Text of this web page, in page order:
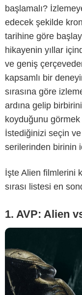
başlamalı?
edecek şekilde
tarihine göre
hikayenin yıllar
ve geniş
kapsamlı bir
sırasına göre
ardına gelip
koyduğunu görmek
İstediğinizi seçin
serilerinden birinin
İşte Alien filmlerini
sırası listesi en
1. AVP: Alien